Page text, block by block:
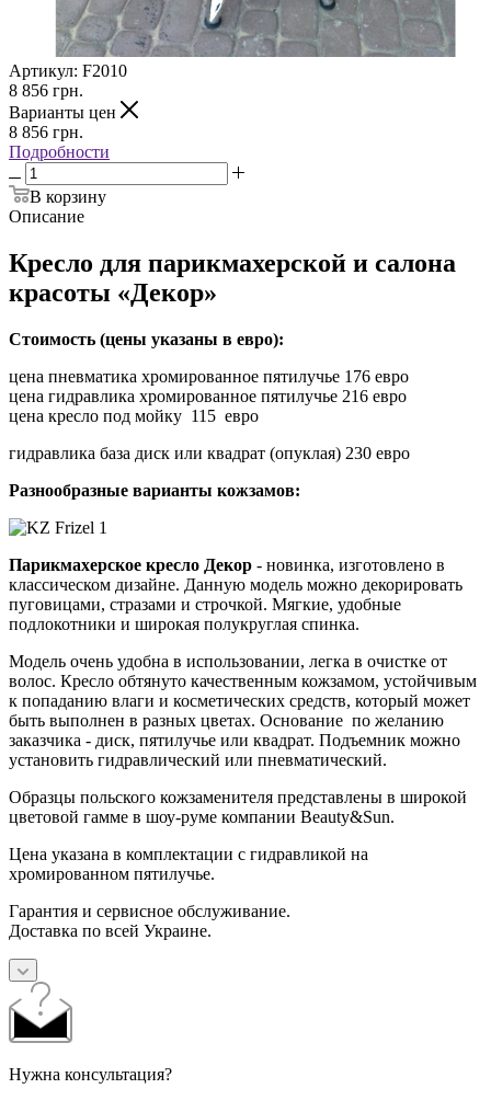
Артикул: F2010
8 856 грн.
Варианты цен
8 856 грн.
Подробности
В корзину
Описание
Кресло для парикмахерской и салона
красоты «Декор»
Стоимость (цены указаны в евро):
цена пневматика хромированное пятилучье 176 евро
цена гидравлика хромированное пятилучье 216 евро
цена кресло под мойку 115 евро
гидравлика база диск или квадрат (опуклая) 230 евро
Разнообразные варианты кожзамов:
Парикмахерское кресло Декор - новинка, изготовлено в
классическом дизайне. Данную модель можно декорировать
пуговицами, стразами и строчкой. Мягкие, удобные
подлокотники и широкая полукруглая спинка.
Модель очень удобна в использовании, легка в очистке от
волос. Кресло обтянуто качественным кожзамом, устойчивым
к попаданию влаги и косметических средств, который может
быть выполнен в разных цветах. Основание по желанию
заказчика - диск, пятилучье или квадрат. Подъемник можно
установить гидравлический или пневматический.
Образцы польского кожзаменителя представлены в широкой
цветовой гамме в шоу-руме компании Beauty&Sun.
Цена указана в комплектации с гидравликой на
хромированном пятилучье.
Гарантия и сервисное обслуживание.
Доставка по всей Украине.
Нужна консультация?